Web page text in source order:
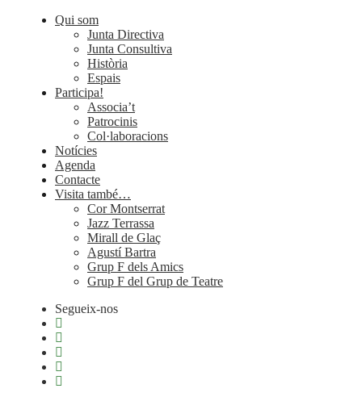
Qui som
Junta Directiva
Junta Consultiva
Història
Espais
Participa!
Associa’t
Patrocinis
Col·laboracions
Notícies
Agenda
Contacte
Visita també…
Cor Montserrat
Jazz Terrassa
Mirall de Glaç
Agustí Bartra
Grup F dels Amics
Grup F del Grup de Teatre
Segueix-nos